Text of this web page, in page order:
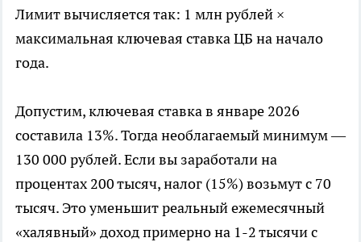
Лимит вычисляется так: 1 млн рублей ×
максимальная ключевая ставка ЦБ на начало
года.
Допустим, ключевая ставка в январе 2026
составила 13%. Тогда необлагаемый минимум —
130 000 рублей. Если вы заработали на
процентах 200 тысяч, налог (15%) возьмут с 70
тысяч. Это уменьшит реальный ежемесячный
«халявный» доход примерно на 1-2 тысячи с